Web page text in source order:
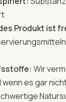
Produkt ist
Wir
es gar